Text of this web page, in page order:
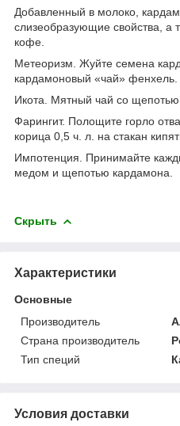
Добавленный в молоко,
слизеобразующие свойства, а
кофе.
Метеоризм. Жуйте семена
кардамоновый «чай» фенхель.
Икота.
Мятный чай со щепотью
Фарингит. Полощите горло
корица 0,5 ч. л. на стакан
Импотенция . Принимайте
медом и щепотью кардамона.
Скрыть
Характеристики
Основные
Производитель
Страна производитель
Тип специй
Условия доставки